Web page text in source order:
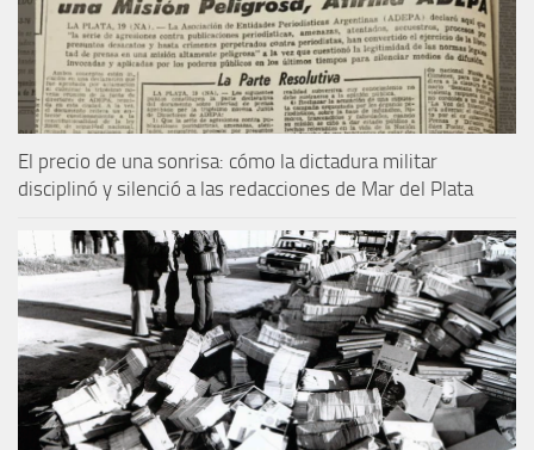
El precio de una sonrisa: cómo la dictadura militar
disciplinó y silenció a las redacciones de Mar del Plata